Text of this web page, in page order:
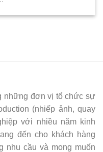
những đơn vị tổ chức sự
(nhiếp ảnh, quay
với nhiều năm kinh
đến cho khách hàng
nhu cầu và mong muốn